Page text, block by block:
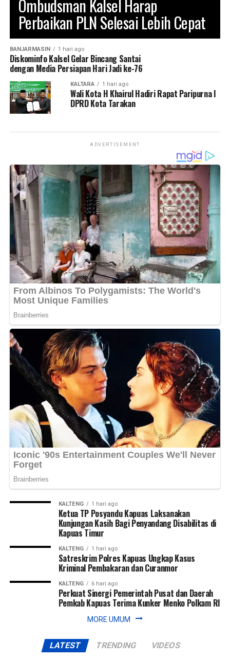
Antusiasme masyarakat yang memadati jalur pawai
menjadi cerminan besarnya dukungan terhadap pelestarian
budaya daerah. Wali Kota turut mengapresiasi seluruh
peserta dan masyarakat yang hadir memeriahkan kegiatan
serta mengajak semua pihak untuk bersama-sama menjaga
ketertiban, keamanan, dan kebersihan selama pawai
dengan aman, tertib, dan lancar. (Adv/Mandu)
Views: 71
Bagikan ke
Messenger Twitter/X 0
Ombudsman Kalsel Harap
Perbaikan PLN Selesai Lebih Cepat
BANJARMASIN 1 hari ago
Diskominfo Kalsel Gelar Bincang Santai
dengan Media Persiapan Hari Jadi ke-76
KALTARA 1 hari ago
Wali Kota H Khairul Hadiri Rapat Paripurna I
DPRD Kota Tarakan
ADVERTISEMENT
KALTENG 1 hari ago
Ketua TP Posyandu Kapuas Laksanakan
Kunjungan Kasih Bagi Penyandang Disabilitas di
Kapuas Timur
KALTENG 1 hari ago
Satreskrim Polres Kapuas Ungkap Kasus
Kriminal Pembakaran dan Curanmor
KALTENG 6 hari ago
Perkuat Sinergi Pemerintah Pusat dan Daerah
Pemkab Kapuas Terima Kunker Menko Polkam RI
MORE UMUM
LATEST TRENDING VIDEOS